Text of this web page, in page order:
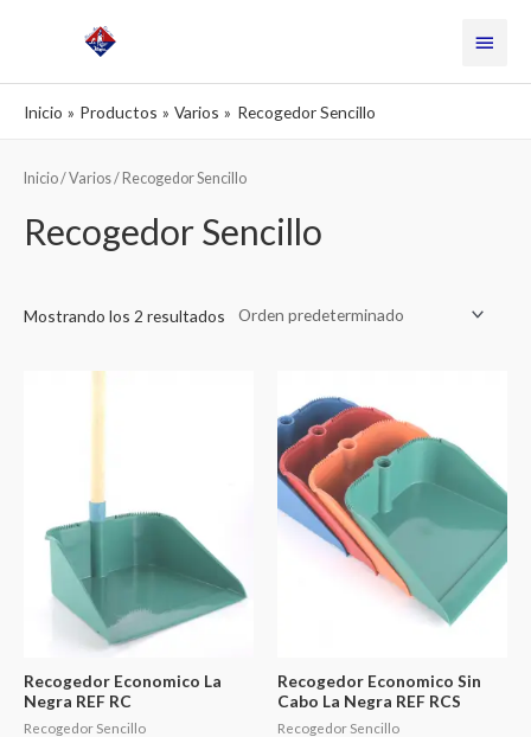
Menú
Inicio Productos Varios Recogedor Sencillo
Inicio/Varios/ Recogedor Sencillo
Recogedor Sencillo
Mostrando los 2 resultados
Recogedor Economico La
Negra REF RC
Recogedor Sencillo
Recogedor Economico Sin
Cabo La Negra REF RCS
Recogedor Sencillo